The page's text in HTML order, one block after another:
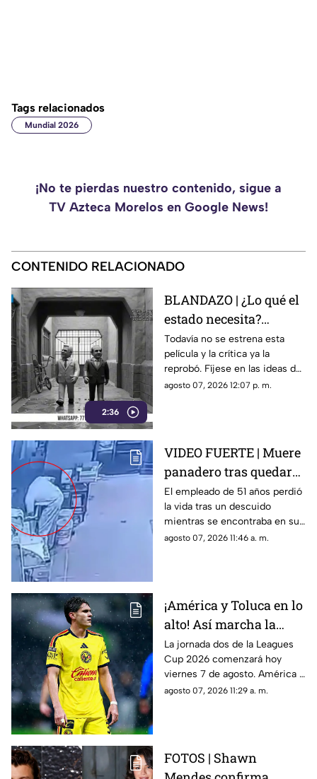
Tags relacionados
Mundial 2026
¡No te pierdas nuestro contenido, sigue a
TV Azteca Morelos en Google News!
CONTENIDO RELACIONADO
2:36
BLANDAZO | ¿Lo qué el
estado necesita?
Gobierno de Morelos
anuncia fideicomiso
cinematográfico
Todavía no se estrena esta
película y la crítica ya la
reprobó. Fíjese en las ideas de
Margarita González Saravia
agosto 07, 2026 12:07 p. m.
VIDEO FUERTE | Muere
panadero tras quedar
atrapado en una
mezcladora industrial
El empleado de 51 años perdió
la vida tras un descuido
mientras se encontraba en su
jornada laboral.
agosto 07, 2026 11:46 a. m.
¡América y Toluca en lo
alto! Así marcha la
tabla de posiciones de
la Leagues Cup 2026
previo a la jornada 2
La jornada dos de la Leagues
Cup 2026 comenzará hoy
viernes 7 de agosto. América y
Toluca se perfilan como los
agosto 07, 2026 11:29 a. m.
FOTOS | Shawn